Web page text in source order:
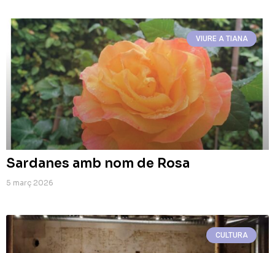
VIURE A TIANA
Sardanes amb nom de Rosa
5 març 2026
CULTURA